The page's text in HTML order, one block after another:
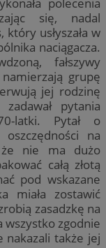
polecenia
się, nadal
który usłyszała w
naciągacza.
fałszywy
grupę
jej rodzinę
pytania
latki. Pytał o
na
że nie ma dużo
całą złotą
pod wskazane
miała zostawić
zasadzkę na
wszystko zgodnie
nakazali także jej